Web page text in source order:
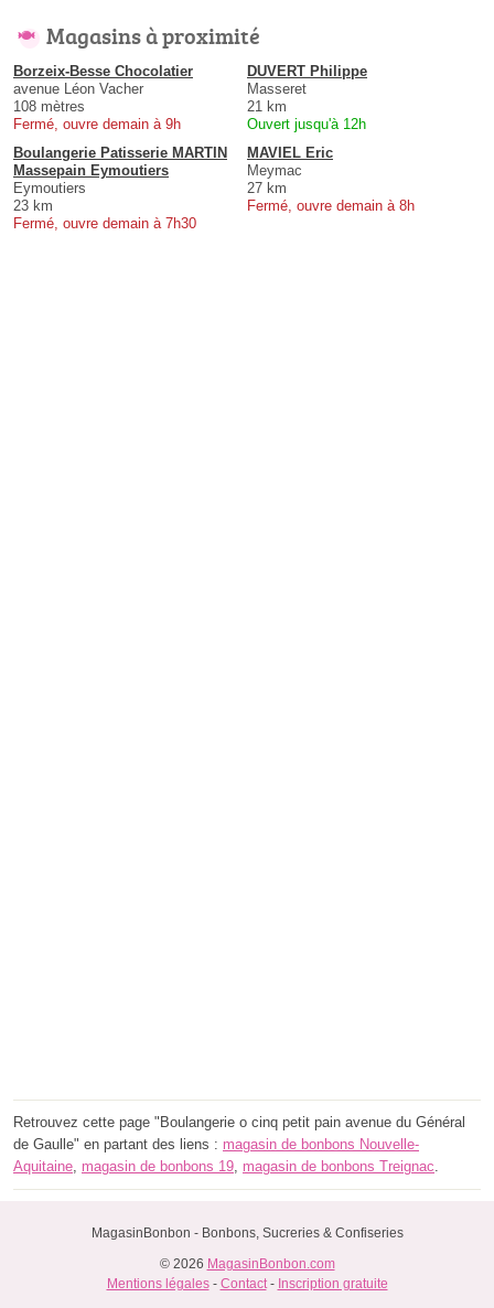
Magasins à proximité
Borzeix-Besse Chocolatier
avenue Léon Vacher
108 mètres
Fermé, ouvre demain à 9h
DUVERT Philippe
Masseret
21 km
Ouvert jusqu'à 12h
Boulangerie Patisserie MARTIN
Massepain Eymoutiers
Eymoutiers
23 km
Fermé, ouvre demain à 7h30
MAVIEL Eric
Meymac
27 km
Fermé, ouvre demain à 8h
Retrouvez cette page "Boulangerie o cinq petit pain avenue du Général
de Gaulle" en partant des liens : magasin de bonbons Nouvelle-
Aquitaine magasin de bonbons 19 magasin de bonbons Treignac
MagasinBonbon - Bonbons, Sucreries & Confiseries
© 2026 MagasinBonbon.com
Mentions légales- Contact- Inscription gratuite